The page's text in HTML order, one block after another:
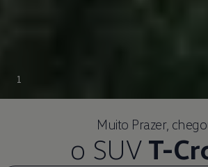
1
Muito Prazer,
o SUV T-